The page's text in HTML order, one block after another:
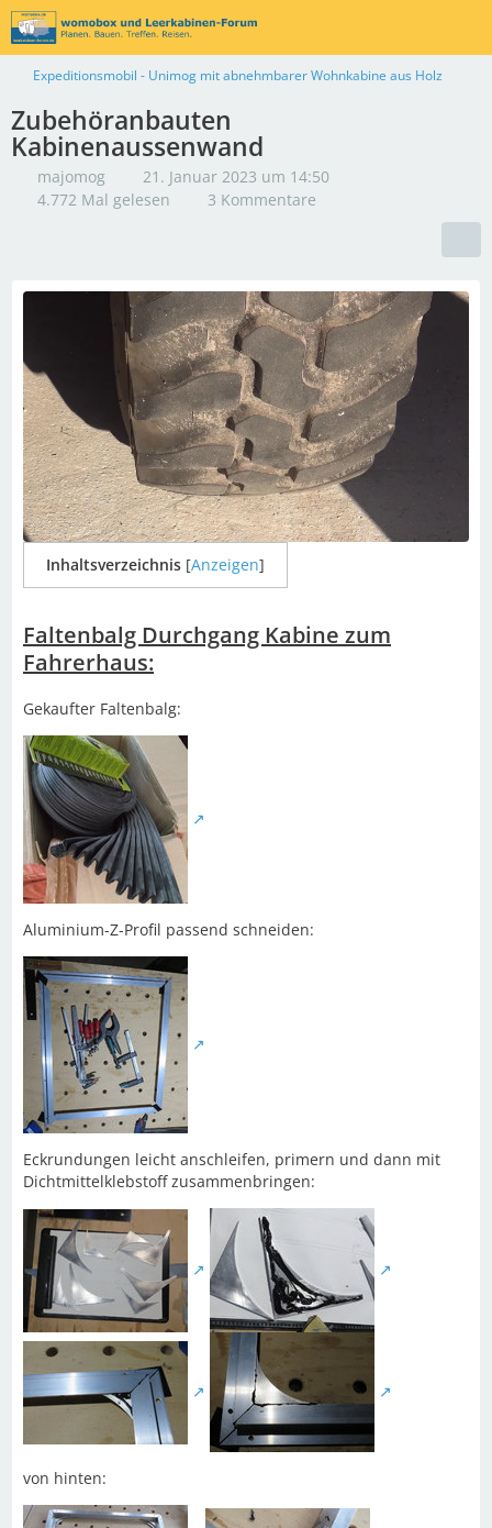
Expeditionsmobil - Unimog mit abnehmbarer Wohnkabine aus Holz
Zubehöranbauten
Kabinenaussenwand
majomog
21. Januar 2023 um 14:50
4.772 Mal gelesen
3 Kommentare
Inhaltsverzeichnis [Anzeigen]
Faltenbalg Durchgang Kabine zum
Fahrerhaus:
Gekaufter Faltenbalg:
Aluminium-Z-Profil passend schneiden:
Eckrundungen leicht anschleifen, primern und dann mit
Dichtmittelklebstoff zusammenbringen:
von hinten: